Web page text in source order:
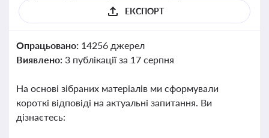
ЕКСПОРТ
Опрацьовано: 14256 джерел
Виявлено: 3 публікації за 17 серпня
На основі зібраних матеріалів ми сформували
короткі відповіді на актуальні запитання. Ви
дізнаєтесь: